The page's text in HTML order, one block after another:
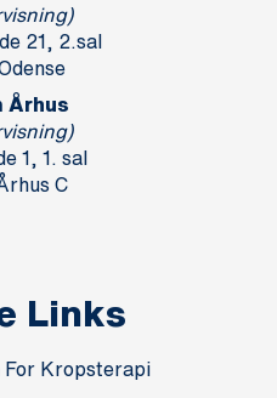
21, 2.sal
Århus
1, 1. sal
C
Links
For Kropsterapi